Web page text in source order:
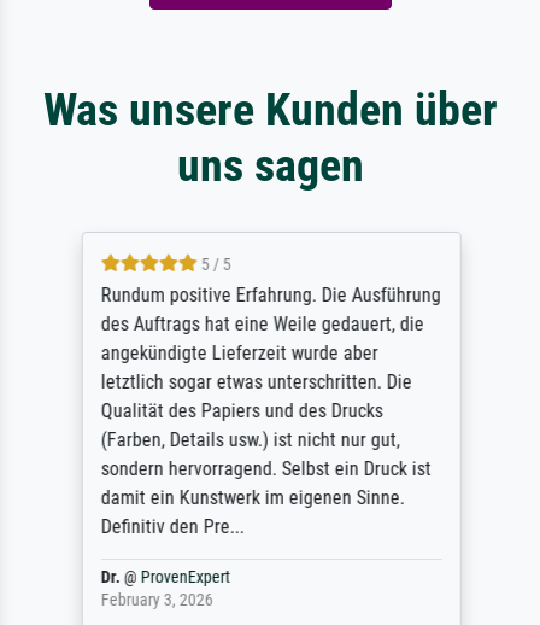
Was unsere Kunden über
uns sagen
5 / 5
Rundum positive Erfahrung. Die Ausführung
des Auftrags hat eine Weile gedauert, die
angekündigte Lieferzeit wurde aber
letztlich sogar etwas unterschritten. Die
Qualität des Papiers und des Drucks
(Farben, Details usw.) ist nicht nur gut,
sondern hervorragend. Selbst ein Druck ist
damit ein Kunstwerk im eigenen Sinne.
Definitiv den Pre...
Dr.@ ProvenExpert
February 3, 2026